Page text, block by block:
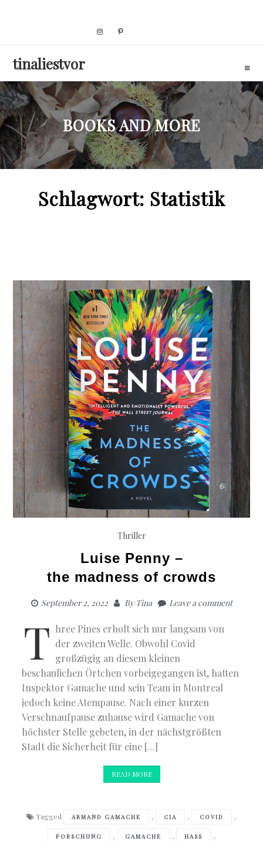
tinaliestvor
BOOKS AND MORE
Schlagwort: Statistik
Thriller
Luise Penny –
the madness of crowds
September 2, 2022 ByTina Leave a comment
T hree Pines erholt sich nur langsam von
der zweiten Welle. Obwohl Covid
großzügig an diesem kleinen
beschaulichen Örtchen vorbeigegangen ist, hatten
Inspektor Gamache und sein Team in Montreal
jedoch keine Atempause. Nach einer kurzen
Verschnaufpause zuhause wird Gamache von
höchster Stelle gebeten, in der nächstgrößten
Stadt die Sicherheit für eine […]
READ MORE
Tagged ARMAND GAMACHE , CIA , COVID ,
FORSCHUNG , GAMACHE , HASS ,